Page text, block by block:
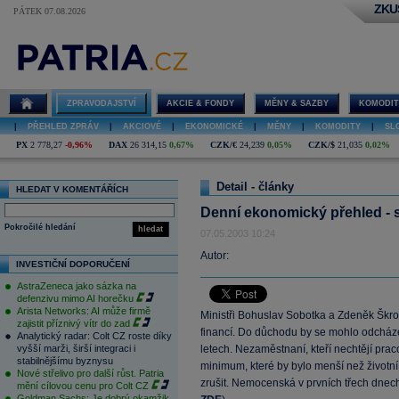
PÁTEK 07.08.2026
ZPRAVODAJSTVÍ AKCIE & FONDY MĚNY & SAZBY
PŘEHLED ZPRÁV AKCIOVÉ EKONOMICKÉ MĚNY KOMODITY
PX 2 778,27 -0,96% DAX 26 314,15 0,67% CZK/€ 24,239 0,05% CZK/$ 21,035 0,02%
HLEDAT V KOMENTÁŘÍCH
hledat
Pokročilé hledání
INVESTIČNÍ DOPORUČENÍ
AstraZeneca jako sázka na
defenzivu mimo AI horečku
Arista Networks: AI může firmě
zajistit příznivý vítr do zad
Analytický radar: Colt CZ roste díky
vyšší marži, širší integraci i
stabilnějšímu byznysu
Nové střelivo pro další růst. Patria
mění cílovou cenu pro Colt CZ
Detail - články
Denní ekonomický přehled -
07.05.2003 10:24
Autor:
Ministři Bohuslav Sobotka a Zdeněk
financí. Do důchodu by se mohlo
letech. Nezaměstnaní, kteří nechtějí
minimum, které by bylo menší než
zrušit. Nemocenská v prvních třech